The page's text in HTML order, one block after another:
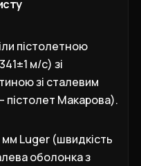
пістолетною
м/с) зі
зі сталевим
пістолет Макарова).
Luger (швидкість
оболонка з